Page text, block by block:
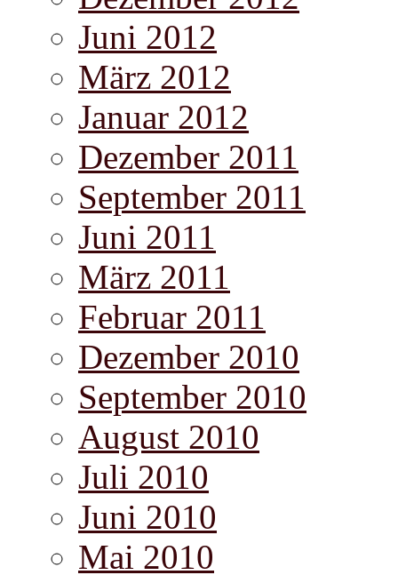
Juni 2012
März 2012
Januar 2012
Dezember 2011
September 2011
Juni 2011
März 2011
Februar 2011
Dezember 2010
September 2010
August 2010
Juli 2010
Juni 2010
Mai 2010